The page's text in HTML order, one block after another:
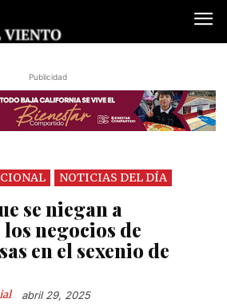
Publicidad
NOTICIAS DEL DÍA
se niegan a
negocios de
en el sexenio de
abril 29, 2025